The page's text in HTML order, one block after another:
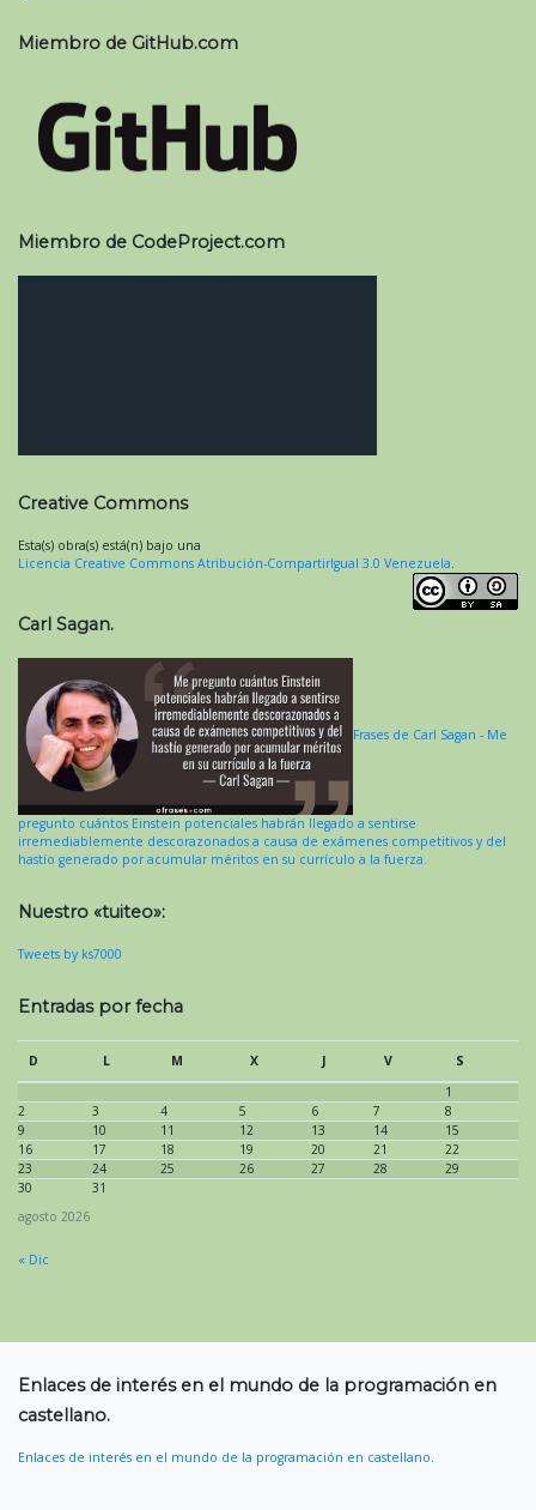
Miembro de GitHub.com
Miembro de CodeProject.com
Creative Commons
Esta(s) obra(s) está(n) bajo una
Licencia Creative Commons Atribución-CompartirIgual 3.0 Venezuela
Carl Sagan.
Frases de Carl Sagan - Me
pregunto cuántos Einstein potenciales habrán llegado a sentirse
irremediablemente descorazonados a causa de exámenes competitivos y del
hastío generado por acumular méritos en su currículo a la fuerza.
Nuestro «tuiteo»:
Tweets by ks7000
Entradas por fecha
agosto 2026
D L M X J V
S
1
2
3 4 5 6 7
8
9
10 11 12 13 14
15
16
17 18 19 20 21
22
23
24 25 26 27 28
29
30
31
« Dic
Enlaces de interés en el mundo de la programación en
castellano.
Enlaces de interés en el mundo de la programación en castellano.